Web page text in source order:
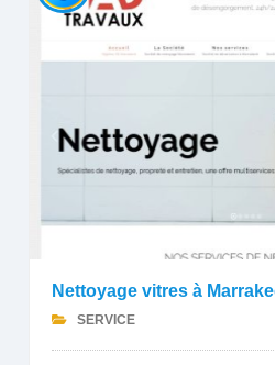
Nettoyage vitres à
SERVICE